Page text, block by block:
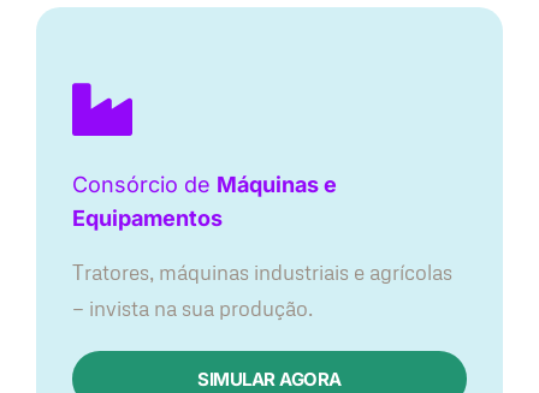
Consórcio de Máquinas e
Equipamentos
Tratores, máquinas industriais e agrícolas
— invista na sua produção.
SIMULAR AGORA